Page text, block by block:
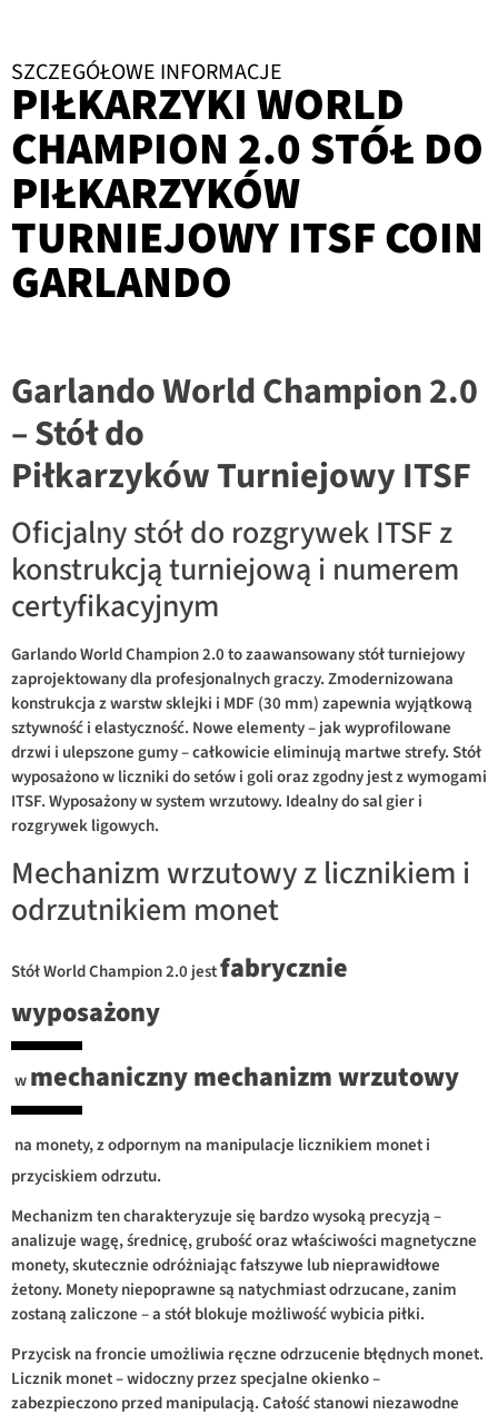
SZCZEGÓŁOWE INFORMACJE
PIŁKARZYKI WORLD
CHAMPION 2.0 STÓŁ DO
PIŁKARZYKÓW
TURNIEJOWY ITSF COIN
GARLANDO
Garlando World Champion 2.0
– Stółdo
PiłkarzykówTurniejowy ITSF
Oficjalny stół do rozgrywek ITSF z
konstrukcją turniejową i numerem
certyfikacyjnym
Garlando World Champion 2.0 to zaawansowany stół turniejowy
zaprojektowany dla profesjonalnych graczy. Zmodernizowana
konstrukcja z warstw sklejki i MDF (30 mm) zapewnia wyjątkową
sztywność i elastyczność. Nowe elementy – jak wyprofilowane
drzwi i ulepszone gumy – całkowicie eliminują martwe strefy. Stół
wyposażono w liczniki do setów i goli oraz zgodny jest z wymogami
ITSF. Wyposażony w system wrzutowy. Idealny do sal gier i
rozgrywek ligowych.
Mechanizm wrzutowy z licznikiem i
odrzutnikiem monet
Stół World Champion 2.0 jestfabrycznie
wyposażony
wmechaniczny mechanizm wrzutowy
na monety, z odpornym na manipulacje licznikiem monet i
przyciskiem odrzutu.
Mechanizm ten charakteryzuje się bardzo wysoką precyzją –
analizuje wagę, średnicę, grubość oraz właściwości magnetyczne
monety, skutecznie odróżniając fałszywe lub nieprawidłowe
żetony. Monety niepoprawne są natychmiast odrzucane, zanim
zostaną zaliczone – a stół blokuje możliwość wybicia piłki.
Przycisk na froncie umożliwia ręczne odrzucenie błędnych monet.
Licznik monet – widoczny przez specjalne okienko –
zabezpieczono przed manipulacją. Całość stanowi niezawodne